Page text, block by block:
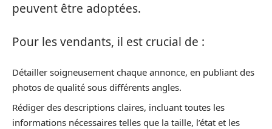
peuvent être adoptées.
Pour les vendants, il est crucial de :
Détailler soigneusement chaque annonce, en publiant des
photos de qualité sous différents angles.
Rédiger des descriptions claires, incluant toutes les
informations nécessaires telles que la taille, l’état et les